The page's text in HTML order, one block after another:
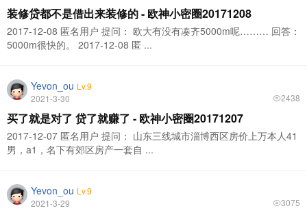
装修贷都不是借出来装修的 - 欧神小密圈20171208
2017-12-08 匿名用户 提问： 欧大有没有凑齐5000m呢……… 回答：
5000m很快的。 2017-12-08 匿 ...
Yevon_ou Lv.9
2021-3-30
2438
买了就是对了 贷了就赚了 - 欧神小密圈20171207
2017-12-07 匿名用户 提问： 山东三线城市淄博西区房价上万本人41
男，a1，名下有郊区房产一套自 ...
Yevon_ou Lv.9
2021-3-29
3075